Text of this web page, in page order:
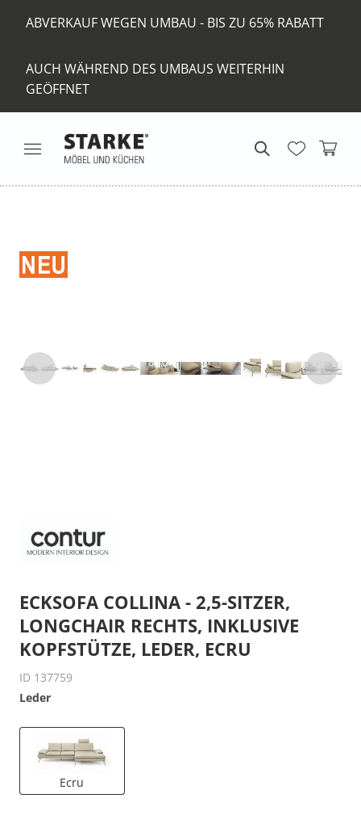
ABVERKAUF WEGEN UMBAU - BIS ZU 65% RABATT
AUCH WÄHREND DES UMBAUS WEITERHIN
GEÖFFNET
ECKSOFA COLLINA - 2,5-SITZER,
LONGCHAIR RECHTS, INKLUSIVE
KOPFSTÜTZE, LEDER, ECRU
ID 137759
Leder
Ecru